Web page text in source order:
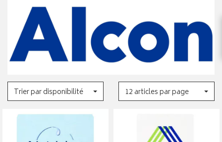
Trier par disponibilité 12 articles par page